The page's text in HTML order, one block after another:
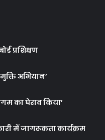
प्रशिक्षण
अभियान’
का घेराव किया’
में जागरूकता कार्यक्रम